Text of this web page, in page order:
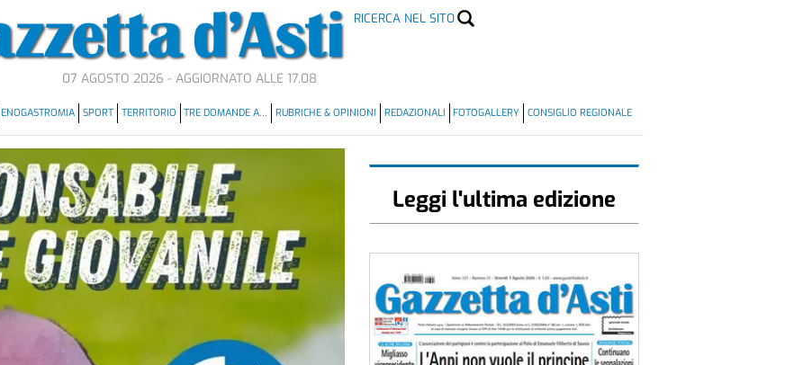
RICERCA NEL SITO
07 AGOSTO 2026 - AGGIORNATO ALLE 17.08
ENOGASTROMIA SPORT TERRITORIO TRE DOMANDE A… RUBRICHE & OPINIONI REDAZIONALI FOTOGALLERY CONSIGLIO REGIONALE
Leggi l'ultima edizione